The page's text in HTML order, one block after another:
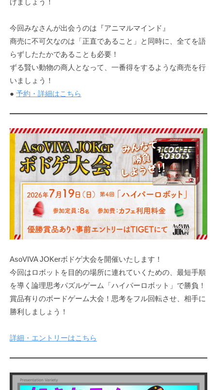
けましょう！
今回みなさんが出会うのは『アニマルマインド』
商売に不可欠なのは「正直であること」と同時に、全てを語
らずしたたかであることも必要！
ずる賢い動物の商人となって、一番得をするような商売を行
いましょう！
● 予約・詳細はこちら
AsoVIVA JOKerボドゲ大会を開催いたします！
今回はロボットを目的の場所に連れていくための、最短手順
を導く論理思考パズルゲーム「ハイパーロボット」で勝負！
賞品有りのボードゲーム大会！思考をフル回転させ、相手に
勝利しましょう！
詳細・エントリーはこちら